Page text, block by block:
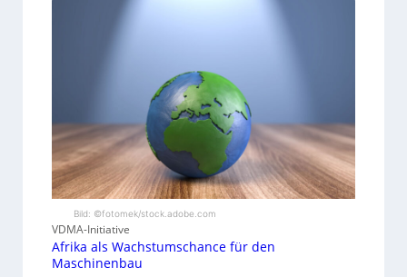
Bild: ©fotomek/stock.adobe.com
VDMA-Initiative
Afrika als Wachstumschance für den
Maschinenbau